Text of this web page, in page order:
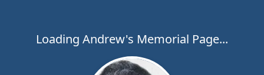
Loading Andrew's Memorial Page...